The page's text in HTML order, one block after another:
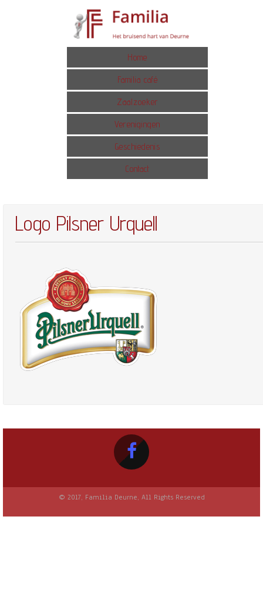
Home
Familia café
Zaalzoeker
Verenigingen
Geschiedenis
Contact
Logo Pilsner Urquell
© 2017, Familia Deurne, All Rights Reserved